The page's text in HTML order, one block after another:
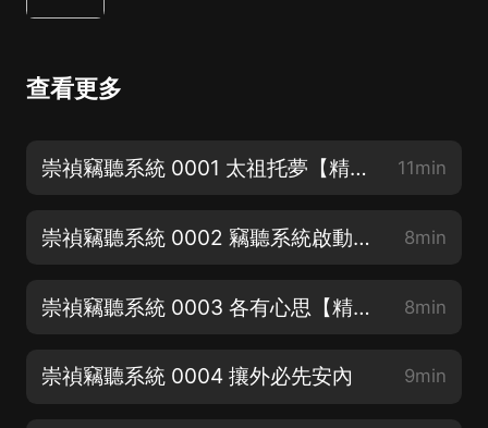
查看更多
崇禎竊聽系統 0001 太祖托夢【精品多播求訂閱】 11min
崇禎竊聽系統 0002 竊聽系統啟動【精品好書求點讚】 8min
崇禎竊聽系統 0003 各有心思【精品爆更求月票】 8min
崇禎竊聽系統 0004 攘外必先安內 9min